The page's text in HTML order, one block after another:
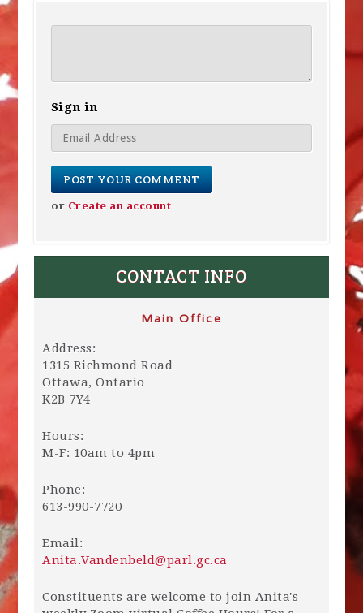
Sign in
or Create an account
CONTACT INFO
Main Office
Address:
1315 Richmond Road
Ottawa, Ontario
K2B 7Y4
Hours:
M-F: 10am to 4pm
Phone:
613-990-7720
Email:
Anita.Vandenbeld@parl.gc.ca
Constituents are welcome to join Anita's